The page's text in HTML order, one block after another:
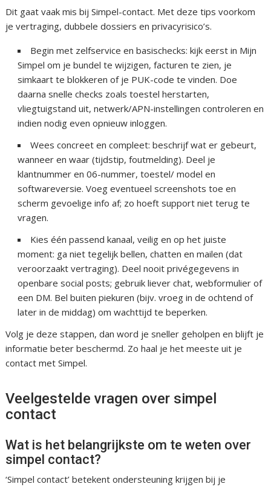
Dit gaat vaak mis bij Simpel-contact. Met deze tips voorkom
je vertraging, dubbele dossiers en privacyrisico’s.
Begin met zelfservice en basischecks: kijk eerst in Mijn
Simpel om je bundel te wijzigen, facturen te zien, je
simkaart te blokkeren of je PUK-code te vinden. Doe
daarna snelle checks zoals toestel herstarten,
vliegtuigstand uit, netwerk/APN-instellingen controleren en
indien nodig even opnieuw inloggen.
Wees concreet en compleet: beschrijf wat er gebeurt,
wanneer en waar (tijdstip, foutmelding). Deel je
klantnummer en 06-nummer, toestel/ model en
softwareversie. Voeg eventueel screenshots toe en
scherm gevoelige info af; zo hoeft support niet terug te
vragen.
Kies één passend kanaal, veilig en op het juiste
moment: ga niet tegelijk bellen, chatten en mailen (dat
veroorzaakt vertraging). Deel nooit privégegevens in
openbare social posts; gebruik liever chat, webformulier of
een DM. Bel buiten piekuren (bijv. vroeg in de ochtend of
later in de middag) om wachttijd te beperken.
Volg je deze stappen, dan word je sneller geholpen en blijft je
informatie beter beschermd. Zo haal je het meeste uit je
contact met Simpel.
Veelgestelde vragen over simpel
contact
Wat is het belangrijkste om te weten over
simpel contact?
‘Simpel contact’ betekent ondersteuning krijgen bij je